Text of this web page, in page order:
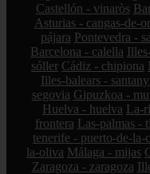
Castellón - vinaròs
Asturias - cangas-de-
pájara Pontevedra -
Barcelona - calella
sóller Cádiz - chipiona
Illes-balears -
segovia Gipuzkoa -
Huelva - huelva La-
frontera Las-palmas -
tenerife - puerto-de-la-
la-oliva Málaga - mijas
Zaragoza - zaragoza